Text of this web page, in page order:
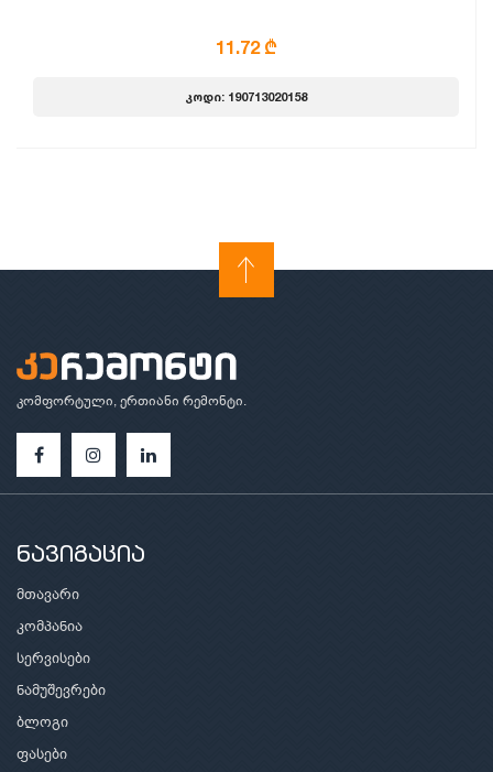
11.72 ₾
კოდი: 190713020158
კომფორტული, ერთიანი რემონტი.
ნავიგაცია
მთავარი
კომპანია
სერვისები
ნამუშევრები
ბლოგი
ფასები